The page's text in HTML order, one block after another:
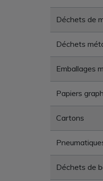
Déchets de
Déchets
Emballages
Papiers
Cartons
Déchets de